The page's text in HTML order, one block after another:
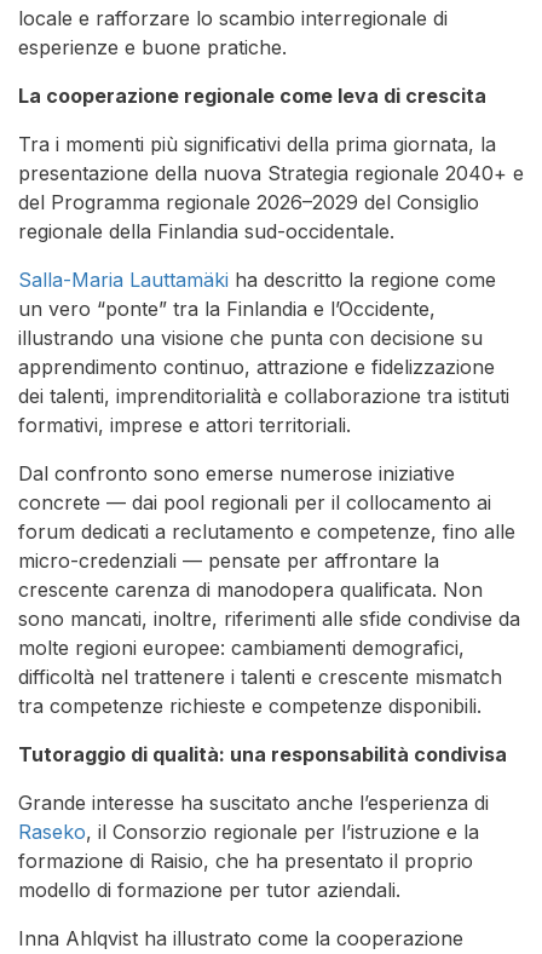
locale e rafforzare lo scambio interregionale di
esperienze e buone pratiche.
La cooperazione regionale come leva di crescita
Tra i momenti più significativi della prima giornata, la
presentazione della nuova Strategia regionale 2040+ e
del Programma regionale 2026–2029 del Consiglio
regionale della Finlandia sud-occidentale.
Salla-Maria Lauttamäki ha descritto la regione come
un vero “ponte” tra la Finlandia e l’Occidente,
illustrando una visione che punta con decisione su
apprendimento continuo, attrazione e fidelizzazione
dei talenti, imprenditorialità e collaborazione tra istituti
formativi, imprese e attori territoriali.
Dal confronto sono emerse numerose iniziative
concrete — dai pool regionali per il collocamento ai
forum dedicati a reclutamento e competenze, fino alle
micro-credenziali — pensate per affrontare la
crescente carenza di manodopera qualificata. Non
sono mancati, inoltre, riferimenti alle sfide condivise da
molte regioni europee: cambiamenti demografici,
difficoltà nel trattenere i talenti e crescente mismatch
tra competenze richieste e competenze disponibili.
Tutoraggio di qualità: una responsabilità condivisa
Grande interesse ha suscitato anche l’esperienza di
Raseko, il Consorzio regionale per l’istruzione e la
formazione di Raisio, che ha presentato il proprio
modello di formazione per tutor aziendali.
Inna Ahlqvist ha illustrato come la cooperazione